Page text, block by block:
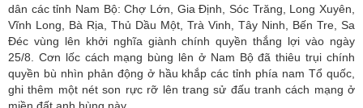
dân các tỉnh Nam Bộ: Chợ Lớn, Gia Định, Sóc Trăng, Long Xuyên,
Vĩnh Long, Bà Rịa, Thủ Dầu Một, Trà Vinh, Tây Ninh, Bến Tre, Sa
Đéc vùng lên khởi nghĩa giành chính quyền thắng lợi vào ngày
25/8. Cơn lốc cách mạng bùng lên ở Nam Bộ đã thiêu trụi chính
quyền bù nhìn phản động ở hầu khắp các tỉnh phía nam Tổ quốc,
ghi thêm một nét son rực rỡ lên trang sử đấu tranh cách mạng ở
miền đất anh hùng này.